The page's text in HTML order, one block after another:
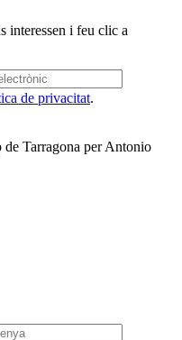
interessen i feu clic a
de privacitat.
de Tarragona per Antonio